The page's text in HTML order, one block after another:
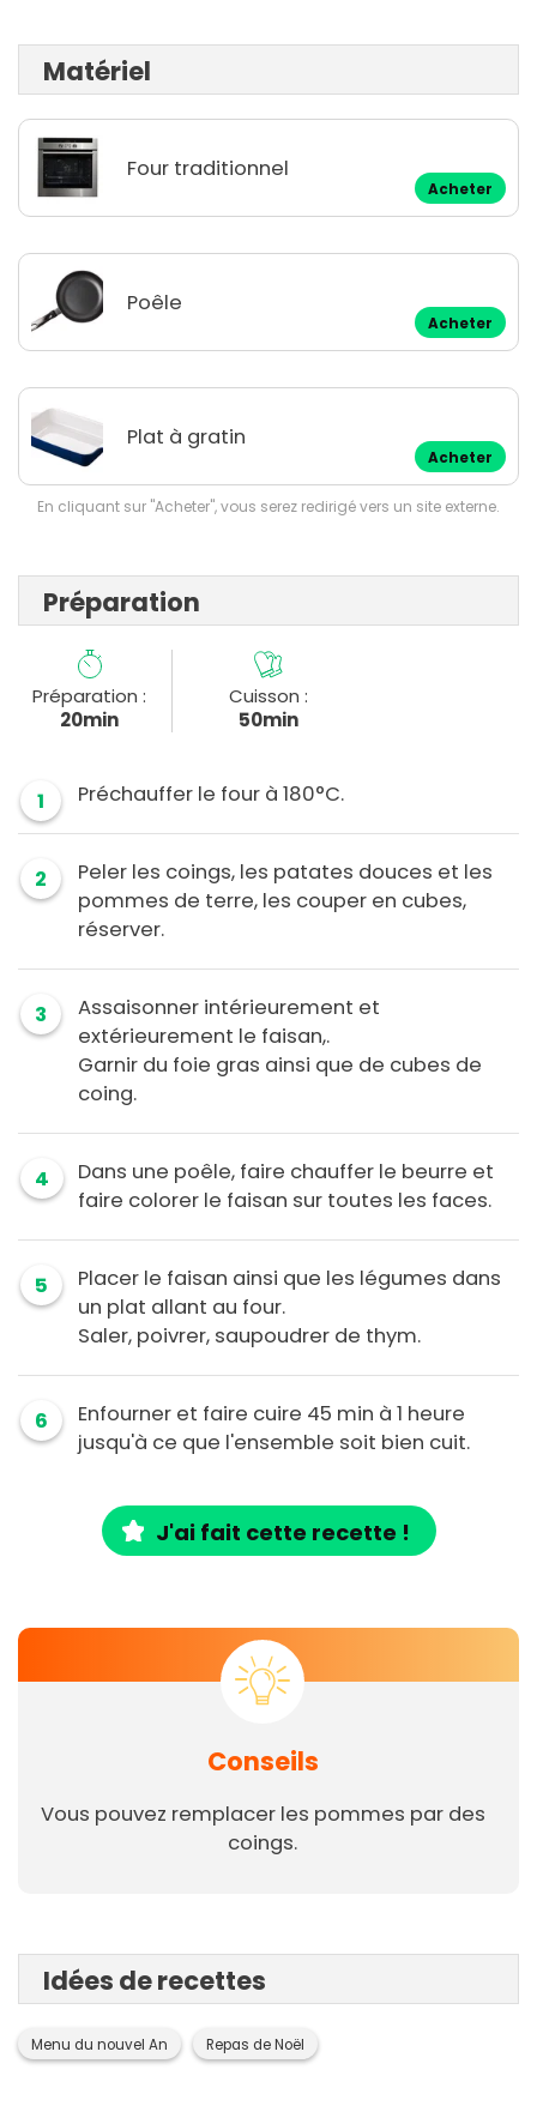
Matériel
Four traditionnel
Acheter
Poêle
Acheter
Plat à gratin
Acheter
En cliquant sur "Acheter", vous serez redirigé vers un site externe.
Préparation
Préparation :
20min
Cuisson :
50min
1 Préchauffer le four à 180°C.
2
Peler les coings, les patates douces et les
pommes de terre, les couper en cubes,
réserver.
3
Assaisonner intérieurement et
extérieurement le faisan,.
Garnir du foie gras ainsi que de cubes de
coing.
4
Dans une poêle, faire chauffer le beurre et
faire colorer le faisan sur toutes les faces.
5
Placer le faisan ainsi que les légumes dans
un plat allant au four.
Saler, poivrer, saupoudrer de thym.
6
Enfourner et faire cuire 45 min à 1 heure
jusqu'à ce que l'ensemble soit bien cuit.
J'ai fait cette recette !
Conseils
Vous pouvez remplacer les pommes par des
coings.
Idées de recettes
Menu du nouvel An Repas de Noël